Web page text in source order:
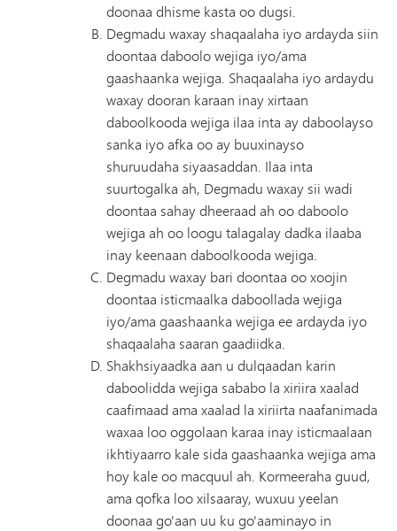
doonaa dhisme kasta oo dugsi.
Degmadu waxay shaqaalaha iyo ardayda siin
doontaa daboolo wejiga iyo/ama
gaashaanka wejiga. Shaqaalaha iyo ardaydu
waxay dooran karaan inay xirtaan
daboolkooda wejiga ilaa inta ay daboolayso
sanka iyo afka oo ay buuxinayso
shuruudaha siyaasaddan. Ilaa inta
suurtogalka ah, Degmadu waxay sii wadi
doontaa sahay dheeraad ah oo daboolo
wejiga ah oo loogu talagalay dadka ilaaba
inay keenaan daboolkooda wejiga.
Degmadu waxay bari doontaa oo xoojin
doontaa isticmaalka daboollada wejiga
iyo/ama gaashaanka wejiga ee ardayda iyo
shaqaalaha saaran gaadiidka.
Shakhsiyaadka aan u dulqaadan karin
daboolidda wejiga sababo la xiriira xaalad
caafimaad ama xaalad la xiriirta naafanimada
waxaa loo oggolaan karaa inay isticmaalaan
ikhtiyaarro kale sida gaashaanka wejiga ama
hoy kale oo macquul ah. Kormeeraha guud,
ama qofka loo xilsaaray, wuxuu yeelan
doonaa go'aan uu ku go'aaminayo in